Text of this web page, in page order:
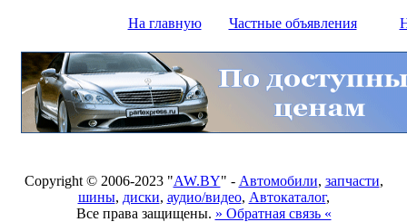
На главную Частные объявления
Copyright © 2006-2023 "AW.BY" - Автомобили, запчасти,
шины, диски, аудио/видео, Автокаталог,
Все права защищены. » Обратная связь «